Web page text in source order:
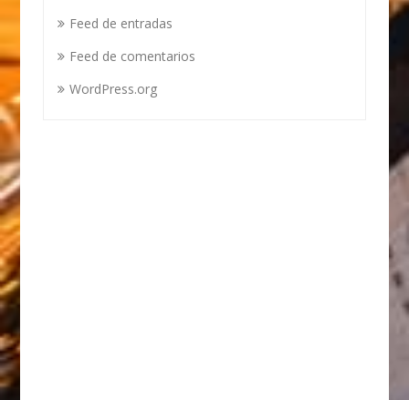
Feed de entradas
Feed de comentarios
WordPress.org